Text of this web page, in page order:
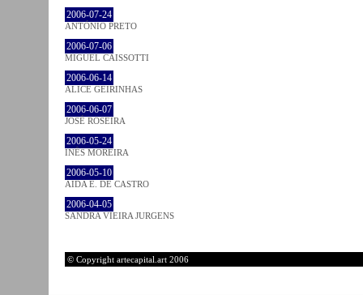
2006-07-24
ANTÓNIO PRETO
2006-07-06
MIGUEL CAISSOTTI
2006-06-14
ALICE GEIRINHAS
2006-06-07
JOSÉ ROSEIRA
2006-05-24
INÊS MOREIRA
2006-05-10
AIDA E. DE CASTRO
2006-04-05
SANDRA VIEIRA JURGENS
© Copyright artecapital.art 2006